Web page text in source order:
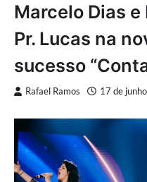
Marcelo Dias
Pr. Lucas na
sucesso
Rafael Ramos 17 de